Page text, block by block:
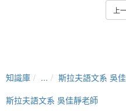
上
知識庫 ...
斯拉夫語文系 吳
斯拉夫語文系 吳佳靜老師